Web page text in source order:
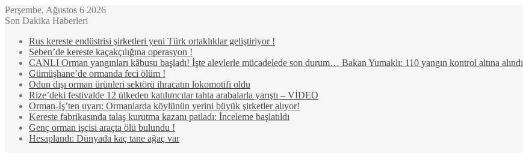
Perşembe, Ağustos 6 2026
Son Dakika Haberleri
Rus kereste endüstrisi şirketleri yeni Türk ortaklıklar geliştiriyor !
Seben’de kereste kaçakçılığına operasyon !
CANLI Orman yangınları kâbusu başladı! İşte alevlerle mücadelede son durum… Bakan Yumaklı: 110 yangın kontrol altına alındı
Gümüşhane’de ormanda feci ölüm !
Odun dışı orman ürünleri sektörü ihracatın lokomotifi oldu
Rize’deki festivalde 12 ülkeden katılımcılar tahta arabalarla yarıştı – VİDEO
Orman-İş’ten uyarı: Ormanlarda köylünün yerini büyük şirketler alıyor!
Kereste fabrikasında talaş kurutma kazanı patladı: İnceleme başlatıldı
Genç orman işçisi araçta ölü bulundu !
Hesaplandı: Dünyada kaç tane ağaç var